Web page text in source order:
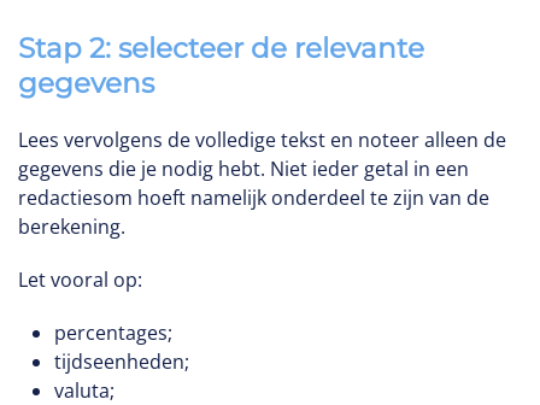
Stap 2: selecteer de relevante
gegevens
Lees vervolgens de volledige tekst en noteer alleen de
gegevens die je nodig hebt. Niet ieder getal in een
redactiesom hoeft namelijk onderdeel te zijn van de
berekening.
Let vooral op:
percentages;
tijdseenheden;
valuta;